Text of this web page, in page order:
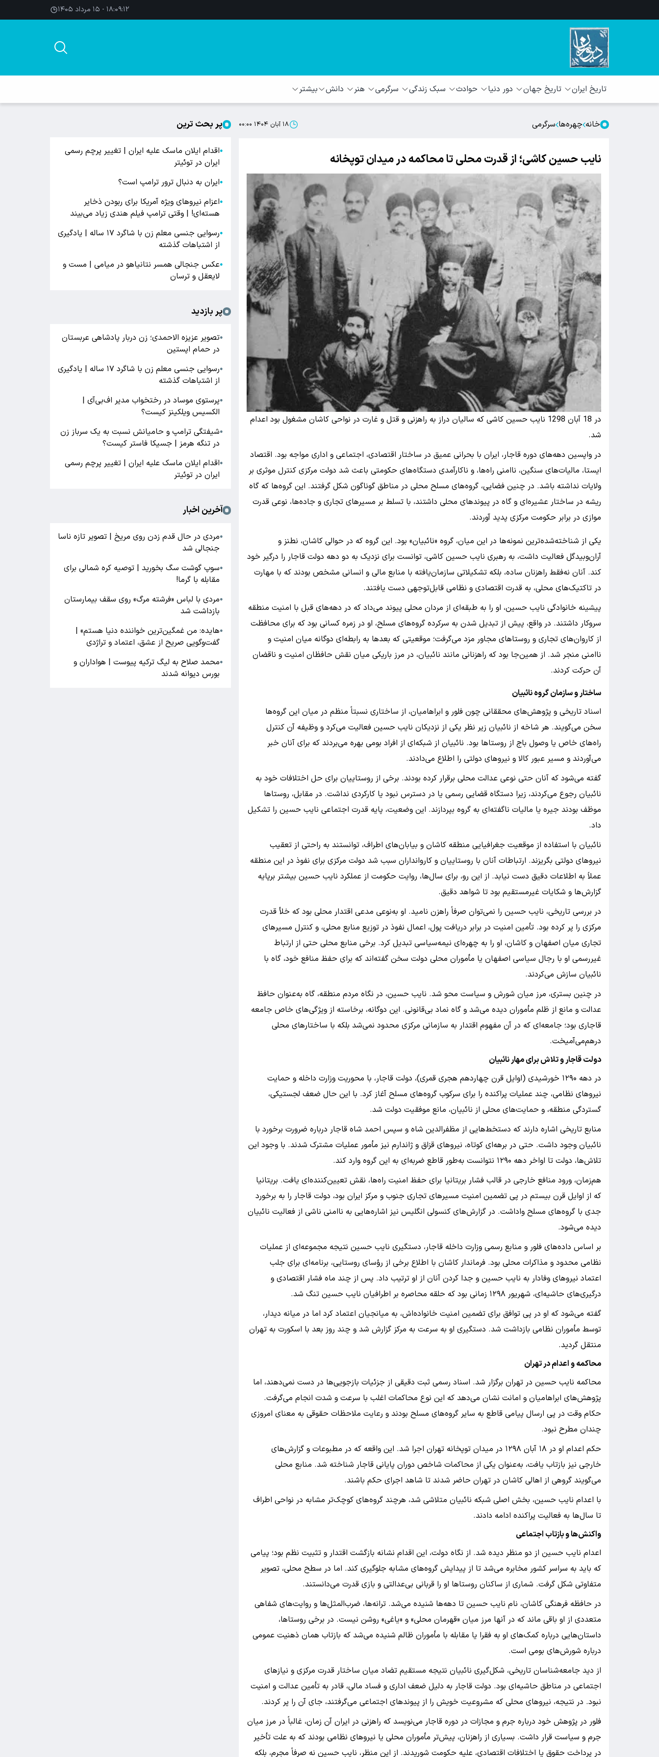
۱۸:۰۹:۱۳ - ۱۵ مرداد ۱۴۰۵
تاریخ ایران تاریخ جهان دور دنیا حوادث سبک زندگی سرگرمی هنر دانش بیشتر
خانه چهره‌‌ها سرگرمی ۱۸ آبان ۱۴۰۴ ۰۰:۰۰
نایب حسین کاشی؛ از قدرت محلی تا محاکمه در میدان توپخانه
در 18 آبان 1298 نایب حسین کاشی که سالیان دراز به راهزنی و قتل و غارت در نواحی کاشان مشغول بود اعدام
شد.
در واپسین دهه‌های دوره قاجار، ایران با بحرانی عمیق در ساختار اقتصادی، اجتماعی و اداری مواجه بود. اقتصاد
ایستا، مالیات‌های سنگین، ناامنی راه‌ها، و ناکارآمدی دستگاه‌های حکومتی باعث شد دولت مرکزی کنترل موثری بر
ولایات نداشته باشد. در چنین فضایی، گروه‌های مسلح محلی در مناطق گوناگون شکل گرفتند. این گروه‌ها که گاه
ریشه در ساختار عشیره‌ای و گاه در پیوندهای محلی داشتند، با تسلط بر مسیرهای تجاری و جاده‌ها، نوعی قدرت
موازی در برابر حکومت مرکزی پدید آوردند.
یکی از شناخته‌شده‌ترین نمونه‌ها در این میان، گروه «نائبیان» بود. این گروه که در حوالی کاشان، نطنز و
آران‌وبیدگل فعالیت داشت، به رهبری نایب حسین کاشی، توانست برای نزدیک به دو دهه دولت قاجار را درگیر خود
کند. آنان نه‌فقط راهزنان ساده، بلکه تشکیلاتی سازمان‌یافته با منابع مالی و انسانی مشخص بودند که با مهارت
در تاکتیک‌های محلی، به قدرت اقتصادی و نظامی قابل‌توجهی دست یافتند.
پیشینه خانوادگی نایب حسین، او را به طبقه‌ای از مردان محلی پیوند می‌داد که در دهه‌های قبل با امنیت منطقه
سروکار داشتند. در واقع، پیش از تبدیل شدن به سرکرده گروه‌های مسلح، او در زمره کسانی بود که برای محافظت
از کاروان‌های تجاری و روستاهای مجاور مزد می‌گرفت؛ موقعیتی که بعدها به رابطه‌ای دوگانه میان امنیت و
ناامنی منجر شد. از همین‌جا بود که راهزنانی مانند نائبیان، در مرز باریکی میان نقش حافظان امنیت و ناقضان
آن حرکت کردند.
ساختار و سازمان گروه نائبیان
اسناد تاریخی و پژوهش‌های محققانی چون فلور و ابراهامیان، از ساختاری نسبتاً منظم در میان این گروه‌ها
سخن می‌گویند. هر شاخه از نائبیان زیر نظر یکی از نزدیکان نایب حسین فعالیت می‌کرد و وظیفه آن کنترل
راه‌های خاص یا وصول باج از روستاها بود. نائبیان از شبکه‌ای از افراد بومی بهره می‌بردند که برای آنان خبر
می‌آوردند و مسیر عبور کالا و نیروهای دولتی را اطلاع می‌دادند.
گفته می‌شود که آنان حتی نوعی عدالت محلی برقرار کرده بودند. برخی از روستاییان برای حل اختلافات خود به
نائبیان رجوع می‌کردند، زیرا دستگاه قضایی رسمی یا در دسترس نبود یا کارکردی نداشت. در مقابل، روستاها
موظف بودند جیره یا مالیات ناگفته‌ای به گروه بپردازند. این وضعیت، پایه قدرت اجتماعی نایب حسین را تشکیل
داد.
نائبیان با استفاده از موقعیت جغرافیایی منطقه کاشان و بیابان‌های اطراف، توانستند به راحتی از تعقیب
نیروهای دولتی بگریزند. ارتباطات آنان با روستاییان و کاروانداران سبب شد دولت مرکزی برای نفوذ در این منطقه
عملاً به اطلاعات دقیق دست نیابد. از این رو، برای سال‌ها، روایت حکومت از عملکرد نایب حسین بیشتر برپایه
گزارش‌ها و شکایات غیرمستقیم بود تا شواهد دقیق.
در بررسی تاریخی، نایب حسین را نمی‌توان صرفاً راهزن نامید. او به‌نوعی مدعی اقتدار محلی بود که خلأ قدرت
مرکزی را پر کرده بود. تأمین امنیت در برابر دریافت پول، اعمال نفوذ در توزیع منابع محلی، و کنترل مسیرهای
تجاری میان اصفهان و کاشان، او را به چهره‌ای نیمه‌سیاسی تبدیل کرد. برخی منابع محلی حتی از ارتباط
غیررسمی او با رجال سیاسی اصفهان یا مأموران محلی دولت سخن گفته‌اند که برای حفظ منافع خود، گاه با
نائبیان سازش می‌کردند.
در چنین بستری، مرز میان شورش و سیاست محو شد. نایب حسین، در نگاه مردم منطقه، گاه به‌عنوان حافظ
عدالت و مانع از ظلم مأموران دیده می‌شد و گاه نماد بی‌قانونی. این دوگانه، برخاسته از ویژگی‌های خاص جامعه
قاجاری بود؛ جامعه‌ای که در آن مفهوم اقتدار به سازمانی مرکزی محدود نمی‌شد بلکه با ساختارهای محلی
درهم‌می‌آمیخت.
دولت قاجار و تلاش برای مهار نائبیان
در دهه ۱۲۹۰ خورشیدی (اوایل قرن چهاردهم هجری قمری)، دولت قاجار، با محوریت وزارت داخله و حمایت
نیروهای نظامی، چند عملیات پراکنده را برای سرکوب گروه‌های مسلح آغاز کرد. با این حال ضعف لجستیکی،
گستردگی منطقه، و حمایت‌های محلی از نائبیان، مانع موفقیت دولت شد.
منابع تاریخی اشاره دارند که دستخط‌هایی از مظفرالدین شاه و سپس احمد شاه قاجار درباره ضرورت برخورد با
نائبیان وجود داشت. حتی در برهه‌ای کوتاه، نیروهای قزاق و ژاندارم نیز مأمور عملیات مشترک شدند. با وجود این
تلاش‌ها، دولت تا اواخر دهه ۱۲۹۰ نتوانست به‌طور قاطع ضربه‌ای به این گروه وارد کند.
هم‌زمان، ورود منافع خارجی در قالب فشار بریتانیا برای حفظ امنیت راه‌ها، نقش تعیین‌کننده‌ای یافت. بریتانیا
که از اوایل قرن بیستم در پی تضمین امنیت مسیرهای تجاری جنوب و مرکز ایران بود، دولت قاجار را به برخورد
جدی با گروه‌های مسلح واداشت. در گزارش‌های کنسولی انگلیس نیز اشاره‌هایی به ناامنی ناشی از فعالیت نائبیان
دیده می‌شود.
بر اساس داده‌های فلور و منابع رسمی وزارت داخله قاجار، دستگیری نایب حسین نتیجه مجموعه‌ای از عملیات
نظامی محدود و مذاکرات محلی بود. فرماندار کاشان با اطلاع برخی از رؤسای روستایی، برنامه‌ای برای جلب
اعتماد نیروهای وفادار به نایب حسین و جدا کردن آنان از او ترتیب داد. پس از چند ماه فشار اقتصادی و
درگیری‌های حاشیه‌ای، شهریور ۱۲۹۸ زمانی بود که حلقه محاصره بر اطرافیان نایب حسین تنگ شد.
گفته می‌شود که او در پی توافق برای تضمین امنیت خانواده‌اش، به میانجیان اعتماد کرد اما در میانه دیدار،
توسط مأموران نظامی بازداشت شد. دستگیری او به سرعت به مرکز گزارش شد و چند روز بعد با اسکورت به تهران
منتقل گردید.
محاکمه و اعدام در تهران
محاکمه نایب حسین در تهران برگزار شد. اسناد رسمی ثبت دقیقی از جزئیات بازجویی‌ها در دست نمی‌دهند، اما
پژوهش‌های ابراهامیان و امانت نشان می‌دهد که این نوع محاکمات اغلب با سرعت و شدت انجام می‌گرفت.
حکام وقت در پی ارسال پیامی قاطع به سایر گروه‌های مسلح بودند و رعایت ملاحظات حقوقی به معنای امروزی
چندان مطرح نبود.
حکم اعدام او در ۱۸ آبان ۱۲۹۸ در میدان توپخانه تهران اجرا شد. این واقعه که در مطبوعات و گزارش‌های
خارجی نیز بازتاب یافت، به‌عنوان یکی از محاکمات شاخص دوران پایانی قاجار شناخته شد. منابع محلی
می‌گویند گروهی از اهالی کاشان در تهران حاضر شدند تا شاهد اجرای حکم باشند.
با اعدام نایب حسین، بخش اصلی شبکه نائبیان متلاشی شد، هرچند گروه‌های کوچک‌تر مشابه در نواحی اطراف
تا سال‌ها به فعالیت پراکنده ادامه دادند.
واکنش‌ها و بازتاب اجتماعی
اعدام نایب حسین از دو منظر دیده شد. از نگاه دولت، این اقدام نشانه بازگشت اقتدار و تثبیت نظم بود؛ پیامی
که باید به سراسر کشور مخابره می‌شد تا از پیدایش گروه‌های مشابه جلوگیری کند. اما در سطح محلی، تصویر
متفاوتی شکل گرفت. شماری از ساکنان روستاها او را قربانی بی‌عدالتی و بازی قدرت می‌دانستند.
در حافظه فرهنگی کاشان، نام نایب حسین تا دهه‌ها شنیده می‌شد. ترانه‌ها، ضرب‌المثل‌ها و روایت‌های شفاهی
متعددی از او باقی ماند که در آنها مرز میان «قهرمان محلی» و «یاغی» روشن نیست. در برخی روستاها،
داستان‌هایی درباره کمک‌های او به فقرا یا مقابله با مأموران ظالم شنیده می‌شد که بازتاب همان ذهنیت عمومی
درباره شورش‌های بومی است.
از دید جامعه‌شناسان تاریخی، شکل‌گیری نائبیان نتیجه مستقیم تضاد میان ساختار قدرت مرکزی و نیازهای
اجتماعی در مناطق حاشیه‌ای بود. دولت قاجار به دلیل ضعف اداری و فساد مالی، قادر به تأمین عدالت و امنیت
نبود. در نتیجه، نیروهای محلی که مشروعیت خویش را از پیوندهای اجتماعی می‌گرفتند، جای آن را پر کردند.
فلور در پژوهش خود درباره جرم و مجازات در دوره قاجار می‌نویسد که راهزنی در ایران آن زمان، غالباً در مرز میان
جرم و سیاست قرار داشت. بسیاری از راهزنان، پیش‌تر مأموران محلی یا نیروهای نظامی بودند که به علت تأخیر
در پرداخت حقوق یا اختلافات اقتصادی، علیه حکومت شوریدند. از این منظر، نایب حسین نه صرفاً مجرم، بلکه
پر بحث ترین
●اقدام ایلان ماسک علیه ایران | تغییر پرچم رسمی
ایران در توئیتر
●ایران به دنبال ترور ترامپ است؟
●اعزام نیروهای ویژه آمریکا برای ربودن ذخایر
هسته‌ای! | وقتی ترامپ فیلم هندی زیاد می‌بیند
●
رسوایی جنسی معلم زن با شاگرد ۱۷ ساله | یادگیری
از اشتباهات گذشته
●عکس جنجالی همسر نتانیاهو در میامی | مست و
لایعقل و ترسان
پر بازدید
●تصویر عزیزه الاحمدی؛ زن دربار پادشاهی عربستان
در حمام اپستین
●
رسوایی جنسی معلم زن با شاگرد ۱۷ ساله | یادگیری
از اشتباهات گذشته
●پرستوی موساد در رختخواب مدیر اف‌بی‌آی |
الکسیس ویلکینز کیست؟
●شیفتگی ترامپ و حامیانش نسبت به یک سرباز زن
در تنگه هرمز | جسیکا فاستر کیست؟
●اقدام ایلان ماسک علیه ایران | تغییر پرچم رسمی
ایران در توئیتر
آخرین اخبار
●مردی در حال قدم زدن روی مریخ | تصویر تازه ناسا
جنجالی شد
●سوپ گوشت سگ بخورید | توصیه کره شمالی برای
مقابله با گرما!
●مردی با لباس «فرشته مرگ» روی سقف بیمارستان
بازداشت شد
●هایده: من غمگین‌ترین خواننده دنیا هستم» |
گفت‌وگویی صریح از عشق، اعتماد و تراژدی
●محمد صلاح به لیگ ترکیه پیوست | هواداران و
بورس دیوانه شدند